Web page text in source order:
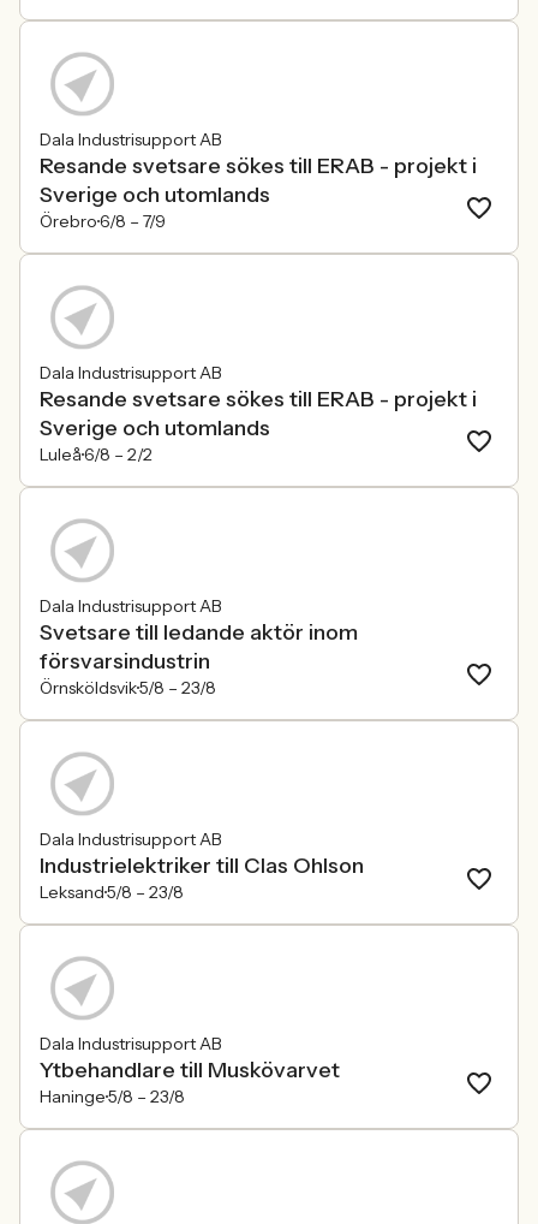
Dala Industrisupport AB
Resande svetsare sökes till ERAB - projekt i
Sverige och utomlands
Örebro6/8 – 7/9
Dala Industrisupport AB
Resande svetsare sökes till ERAB - projekt i
Sverige och utomlands
Luleå6/8 – 2/2
Dala Industrisupport AB
Svetsare till ledande aktör inom
försvarsindustrin
Örnsköldsvik5/8 – 23/8
Dala Industrisupport AB
Industrielektriker till Clas Ohlson
Leksand5/8 – 23/8
Dala Industrisupport AB
Ytbehandlare till Muskövarvet
Haninge5/8 – 23/8